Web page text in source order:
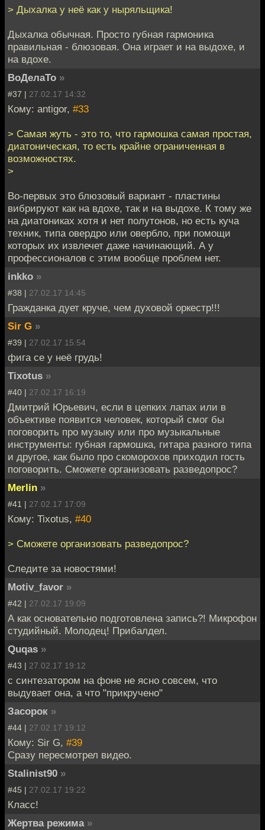
> Дыхалка у неё как у ныряльщика!
Дыхалка обычная. Просто губная гармоника
правильная - блюзовая. Она играет и на выдохе, и
на вдохе.
ВоДелаТо »
#37 | 27.02.17 14:32
Кому: antigor, #33
> Самая жуть - это то, что гармошка самая простая,
диатоническая, то есть крайне ограниченная в
возможностях.
>
Во-первых это блюзовый вариант - пластины
вибрируют как на вдохе, так и на выдохе. К тому же
на диатониках хотя и нет полутонов, но есть куча
техник, типа овердро или овербло, при помощи
которых их извлечет даже начинающий. А у
профессионалов с этим вообще проблем нет.
inkko »
#38 | 27.02.17 14:45
Гражданка дует круче, чем духовой оркестр!!!
Sir G »
#39 | 27.02.17 15:54
фига се у неё грудь!
Tixotus »
#40 | 27.02.17 16:19
Дмитрий Юрьевич, если в цепких лапах или в
объективе появится человек, который смог бы
поговорить про музыку или про музыкальные
инструменты: губная гармошка, гитара разного типа
и другое, как было про скоморохов приходил гость
поговорить. Сможете организовать разведопрос?
Merlin »
#41 | 27.02.17 17:09
Кому: Tixotus, #40
> Сможете организовать разведопрос?
Следите за новостями!
Motiv_favor »
#42 | 27.02.17 19:09
А как основательно подготовлена запись?! Микрофон
студийный. Молодец! Прибалдел.
Quqas »
#43 | 27.02.17 19:12
с синтезатором на фоне не ясно совсем, что
выдувает она, а что "прикручено"
Засорок »
#44 | 27.02.17 19:12
Кому: Sir G, #39
Сразу пересмотрел видео.
Stalinist90 »
#45 | 27.02.17 19:22
Класс!
Жертва режима »